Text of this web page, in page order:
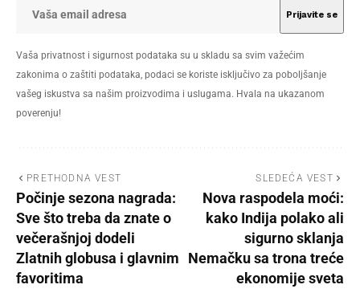
Vaša privatnost i sigurnost podataka su u skladu sa svim važećim
zakonima o zaštiti podataka, podaci se koriste isključivo za poboljšanje
vašeg iskustva sa našim proizvodima i uslugama. Hvala na ukazanom
poverenju!
PRETHODNA VEST
Počinje sezona nagrada:
Sve što treba da znate o
večerašnjoj dodeli
Zlatnih globusa i glavnim
favoritima
SLEDEĆA VEST
Nova raspodela moći:
kako Indija polako ali
sigurno sklanja
Nemačku sa trona treće
ekonomije sveta